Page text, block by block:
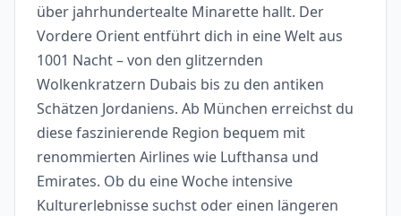
über jahrhundertealte Minarette hallt. Der
Vordere Orient entführt dich in eine Welt aus
1001 Nacht – von den glitzernden
Wolkenkratzern Dubais bis zu den antiken
Schätzen Jordaniens. Ab München erreichst du
diese faszinierende Region bequem mit
renommierten Airlines wie Lufthansa und
Emirates. Ob du eine Woche intensive
Kulturerlebnisse suchst oder einen längeren